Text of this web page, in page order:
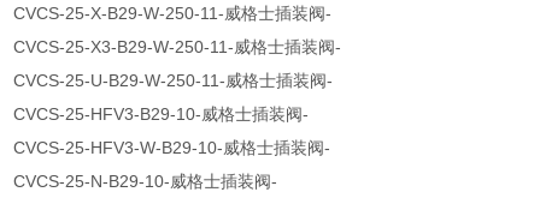
CVCS-25-X-B29-W-250-11-威格士插装阀-
CVCS-25-X3-B29-W-250-11-威格士插装阀-
CVCS-25-U-B29-W-250-11-威格士插装阀-
CVCS-25-HFV3-B29-10-威格士插装阀-
CVCS-25-HFV3-W-B29-10-威格士插装阀-
CVCS-25-N-B29-10-威格士插装阀-